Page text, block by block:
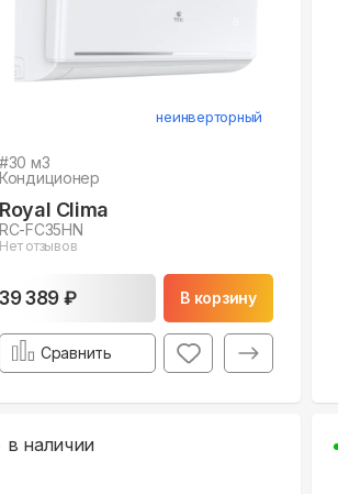
неинверторный
#30 м3
Кондиционер
Royal Clima
RC-FC35HN
Нет отзывов
39 389 ₽ В корзину
Сравнить
в наличии